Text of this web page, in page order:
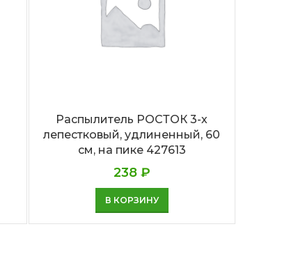
Распылитель РОСТОК 3-х
лепестковый, удлиненный, 60
см, на пике 427613
238 ₽
В КОРЗИНУ